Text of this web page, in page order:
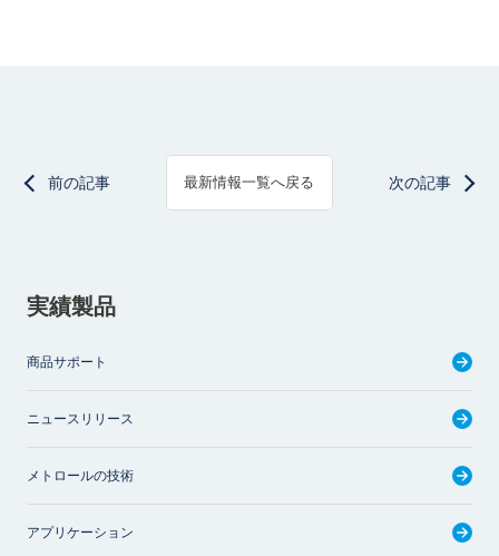
前の記事 最新情報一覧へ戻る 次の記事
実績製品
商品サポート
ニュースリリース
メトロールの技術
アプリケーション